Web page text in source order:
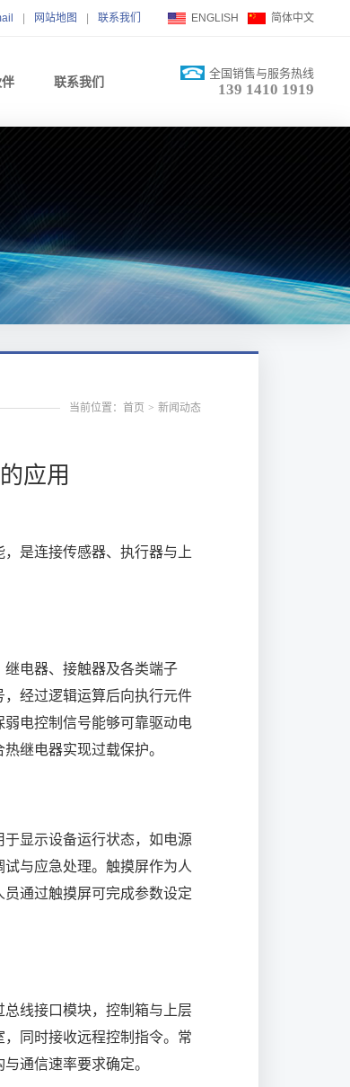
网站地图 联系我们 ENGLISH 简体中文
全国销售与服务热线
139 1410 1919
联系我们
当前位置：首页 > 新闻动态
应用
是连接传感器、执行器与上
电器、接触器及各类端子
经过逻辑运算后向执行元件
电控制信号能够可靠驱动电
继电器实现过载保护。
显示设备运行状态，如电源
与应急处理。触摸屏作为人
通过触摸屏可完成参数设定
线接口模块，控制箱与上层
同时接收远程控制指令。常
通信速率要求确定。